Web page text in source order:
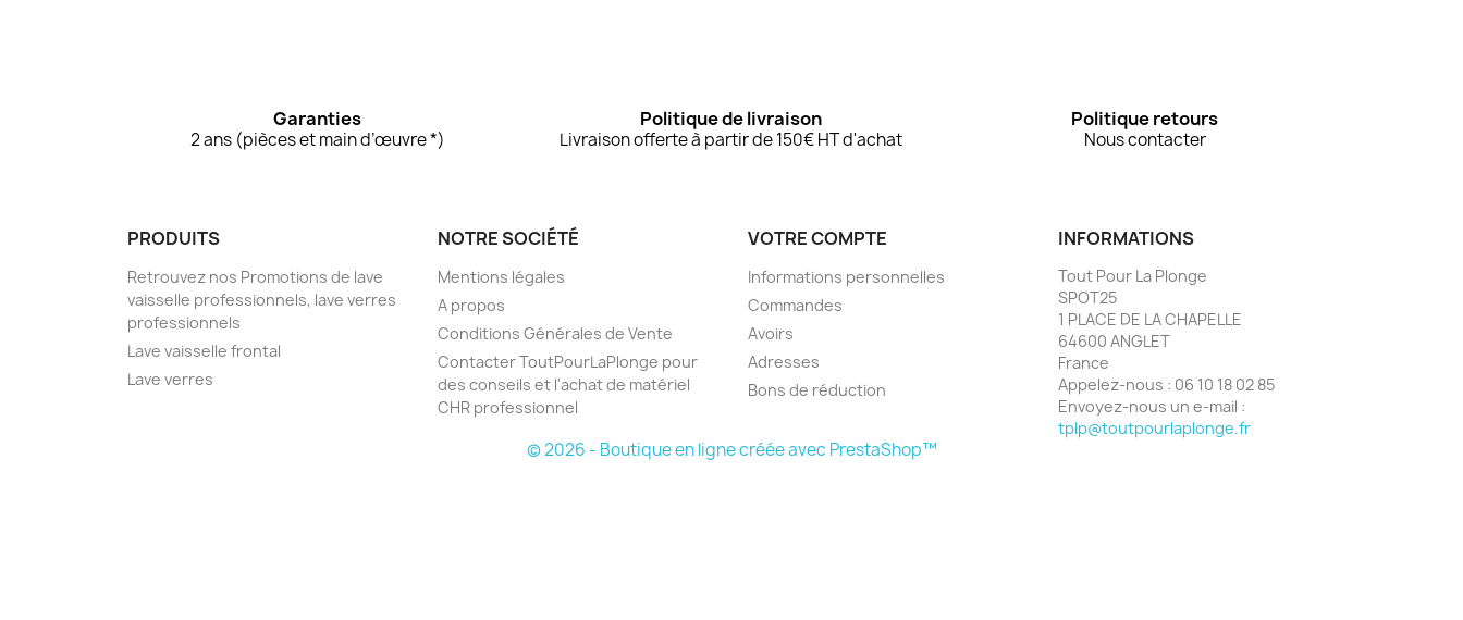
Garanties
2 ans (pièces et main d’œuvre *)
Politique de livraison
Livraison offerte à partir de 150€ HT d'achat
Politique retours
Nous contacter
PRODUITS
Retrouvez nos Promotions de lave
vaisselle professionnels, lave verres
professionnels
Lave vaisselle frontal
Lave verres
NOTRE SOCIÉTÉ
Mentions légales
A propos
Conditions Générales de Vente
Contacter ToutPourLaPlonge pour
des conseils et l'achat de matériel
CHR professionnel
VOTRE COMPTE
Informations personnelles
Commandes
Avoirs
Adresses
Bons de réduction
INFORMATIONS
Tout Pour La Plonge
SPOT25
1 PLACE DE LA CHAPELLE
64600 ANGLET
France
Appelez-nous : 06 10 18 02 85
Envoyez-nous un e-mail :
tplp@toutpourlaplonge.fr
© 2026 - Boutique en ligne créée avec PrestaShop™